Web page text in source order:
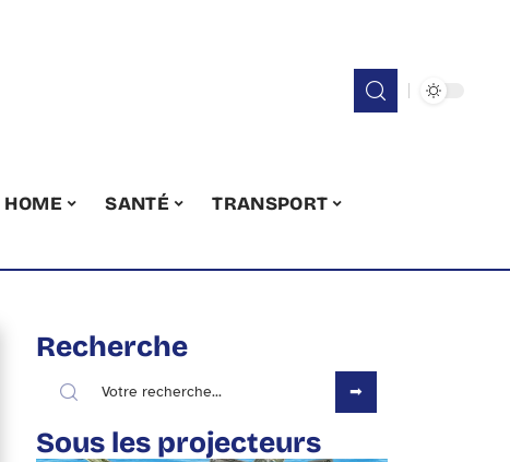
HOME SANTÉ
TRANSPORT
Recherche
Sous les projecteurs